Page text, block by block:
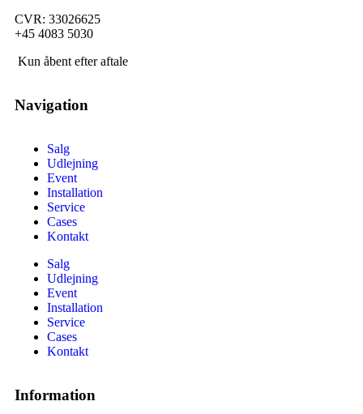
CVR: 33026625
+45 4083 5030
Kun åbent efter aftale
Navigation
Salg
Udlejning
Event
Installation
Service
Cases
Kontakt
Salg
Udlejning
Event
Installation
Service
Cases
Kontakt
Information